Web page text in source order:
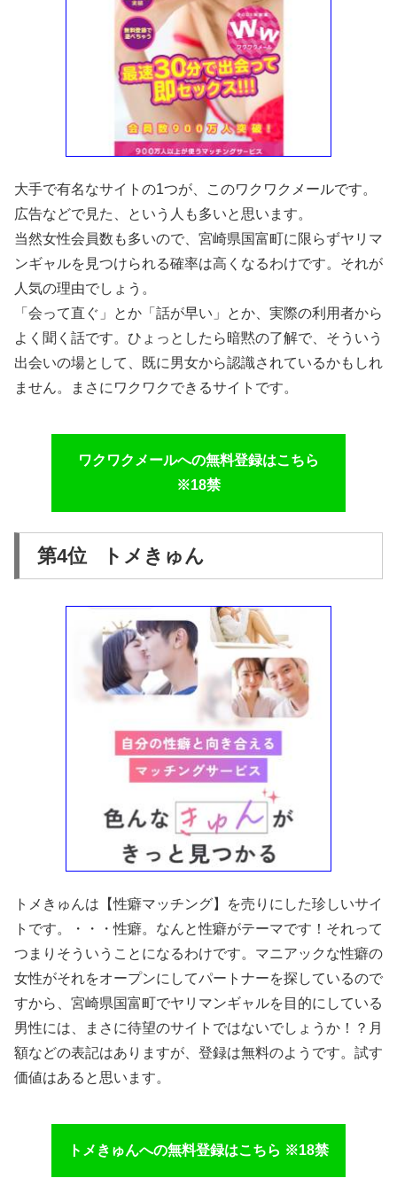
大手で有名なサイトの1つが、このワクワクメールです。
広告などで見た、という人も多いと思います。
当然女性会員数も多いので、宮崎県国富町に限らずヤリマ
ンギャルを見つけられる確率は高くなるわけです。それが
人気の理由でしょう。
「会って直ぐ」とか「話が早い」とか、実際の利用者から
よく聞く話です。ひょっとしたら暗黙の了解で、そういう
出会いの場として、既に男女から認識されているかもしれ
ません。まさにワクワクできるサイトです。
ワクワクメールへの無料登録はこちら
※18禁
第4位 トメきゅん
トメきゅんは【性癖マッチング】を売りにした珍しいサイ
トです。・・・性癖。なんと性癖がテーマです！それって
つまりそういうことになるわけです。マニアックな性癖の
女性がそれをオープンにしてパートナーを探しているので
すから、宮崎県国富町でヤリマンギャルを目的にしている
男性には、まさに待望のサイトではないでしょうか！？月
額などの表記はありますが、登録は無料のようです。試す
価値はあると思います。
トメきゅんへの無料登録はこちら ※18禁